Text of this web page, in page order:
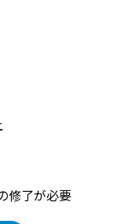
修了が必要